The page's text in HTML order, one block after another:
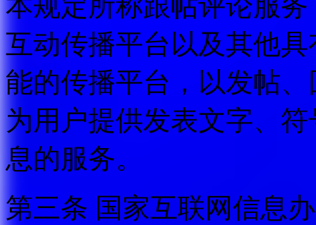
互动传播平台以及其他
能的传播平台，以发帖
为用户提供发表文字、
息的服务。
第三条 国家互联网信息